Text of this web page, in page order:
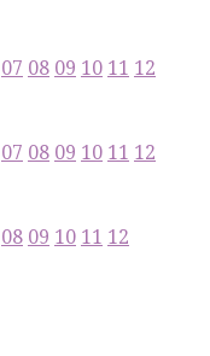
07 08 09 10 11 12
07 08 09 10 11 12
08 09 10 11 12